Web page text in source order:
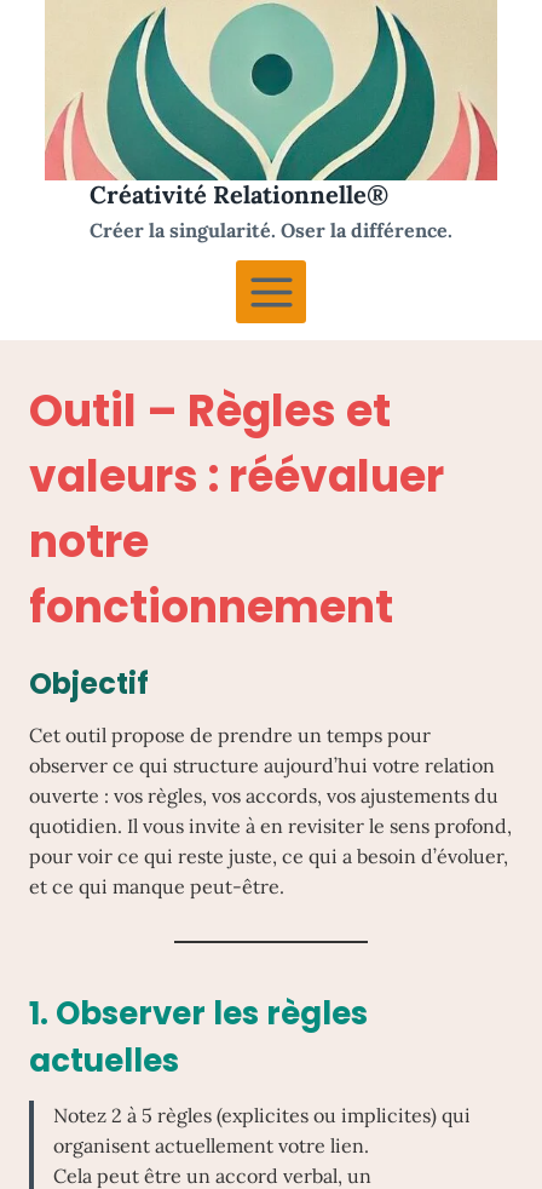
Créativité Relationnelle®
Créer la singularité. Oser la différence.
Outil – Règles et
valeurs : réévaluer
notre
fonctionnement
Objectif
Cet outil propose de prendre un temps pour
observer ce qui structure aujourd’hui votre relation
ouverte : vos règles, vos accords, vos ajustements du
quotidien. Il vous invite à en revisiter le sens profond,
pour voir ce qui reste juste, ce qui a besoin d’évoluer,
et ce qui manque peut-être.
1. Observer les règles
actuelles
Notez 2 à 5 règles (explicites ou implicites) qui
organisent actuellement votre lien.
Cela peut être un accord verbal, un